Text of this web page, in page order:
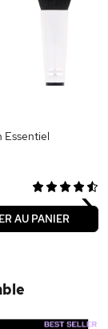
Essentiel
AU PANIER ›